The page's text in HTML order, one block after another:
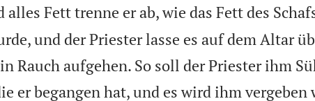
alles Fett trenne er ab, wie das Fett des
und der Priester lasse es auf dem Altar
Rauch aufgehen. So soll der Priester ihm
er begangen hat, und es wird ihm vergeben